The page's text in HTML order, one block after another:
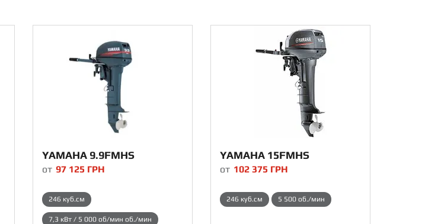
YAMAHA 9.9FMHS
от 97 125 ГРН
246 куб.см
7,3 кВт / 5 000 об/мин об./мин
YAMAHA 15FMHS
от 102 375 ГРН
246 куб.см 5 500 об./мин